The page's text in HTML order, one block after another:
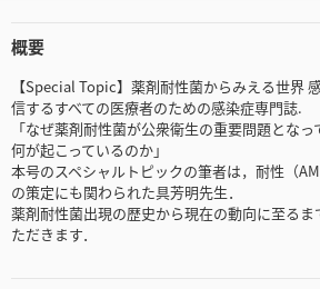
概要
【Special Topic】薬剤耐性菌からみえる世界
信するすべての医療者のための感染症専門誌.
「なぜ薬剤耐性菌が公衆衛生の重要問題とな
何が起こっているのか」
本号のスペシャルトピックの筆者は，耐性（
の策定にも関わられた具芳明先生．
薬剤耐性菌出現の歴史から現在の動向に至る
ただきます．